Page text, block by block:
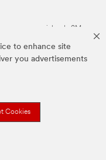
to enhance site
you advertisements
Cookies
comerciales de 3M.